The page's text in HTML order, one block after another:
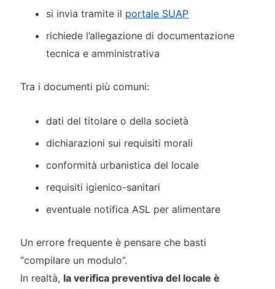
si invia tramite il portale SUAP
richiede l’allegazione di documentazione
tecnica e amministrativa
Tra i documenti più comuni:
dati del titolare o della società
dichiarazioni sui requisiti morali
conformità urbanistica del locale
requisiti igienico-sanitari
eventuale notifica ASL per alimentare
Un errore frequente è pensare che basti
“compilare un modulo”.
In realtà, la verifica preventiva del locale è